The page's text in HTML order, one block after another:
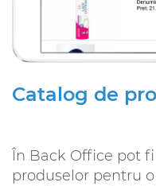
Catalog de
În Back Office pot
produselor pentru